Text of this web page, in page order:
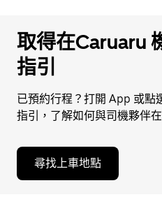
取得在Caruaru
指引
已預約行程？打開 App 或點
指引，了解如何與司機夥伴
尋找上車地點